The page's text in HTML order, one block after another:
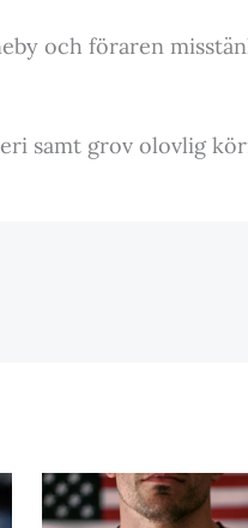
och föraren
samt grov olovlig